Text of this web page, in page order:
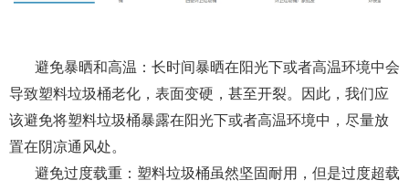
避免暴晒和高温：长时间暴晒在阳光下或者高温环境中会
导致塑料垃圾桶老化，表面变硬，甚至开裂。因此，我们应
该避免将塑料垃圾桶暴露在阳光下或者高温环境中，尽量放
置在阴凉通风处。
避免过度载重：塑料垃圾桶虽然坚固耐用，但是过度超载